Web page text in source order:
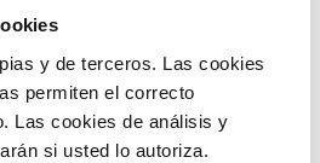
y de terceros. Las cookies
permiten el correcto
Las cookies de análisis y
si usted lo autoriza.